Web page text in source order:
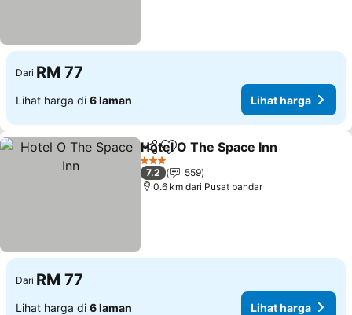
Dari RM 77
Lihat harga di 6 laman Lihat harga
KongsiTambah ke favorit
Hotel O The Space Inn
3 Bintang
7.2
559
0.6 km dari Pusat bandar
Dari RM 77
Lihat harga di 6 laman Lihat harga